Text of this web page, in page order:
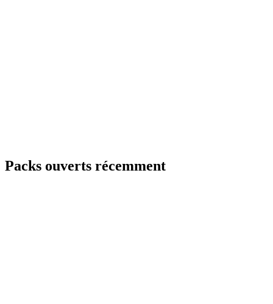
Packs ouverts récemment